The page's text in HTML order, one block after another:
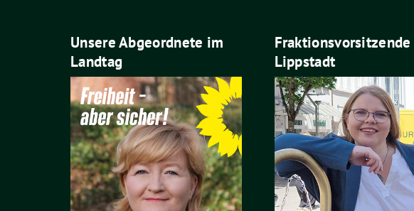
Unsere Abgeordnete im
Landtag
Fraktionsvorsitzende
Lippstadt